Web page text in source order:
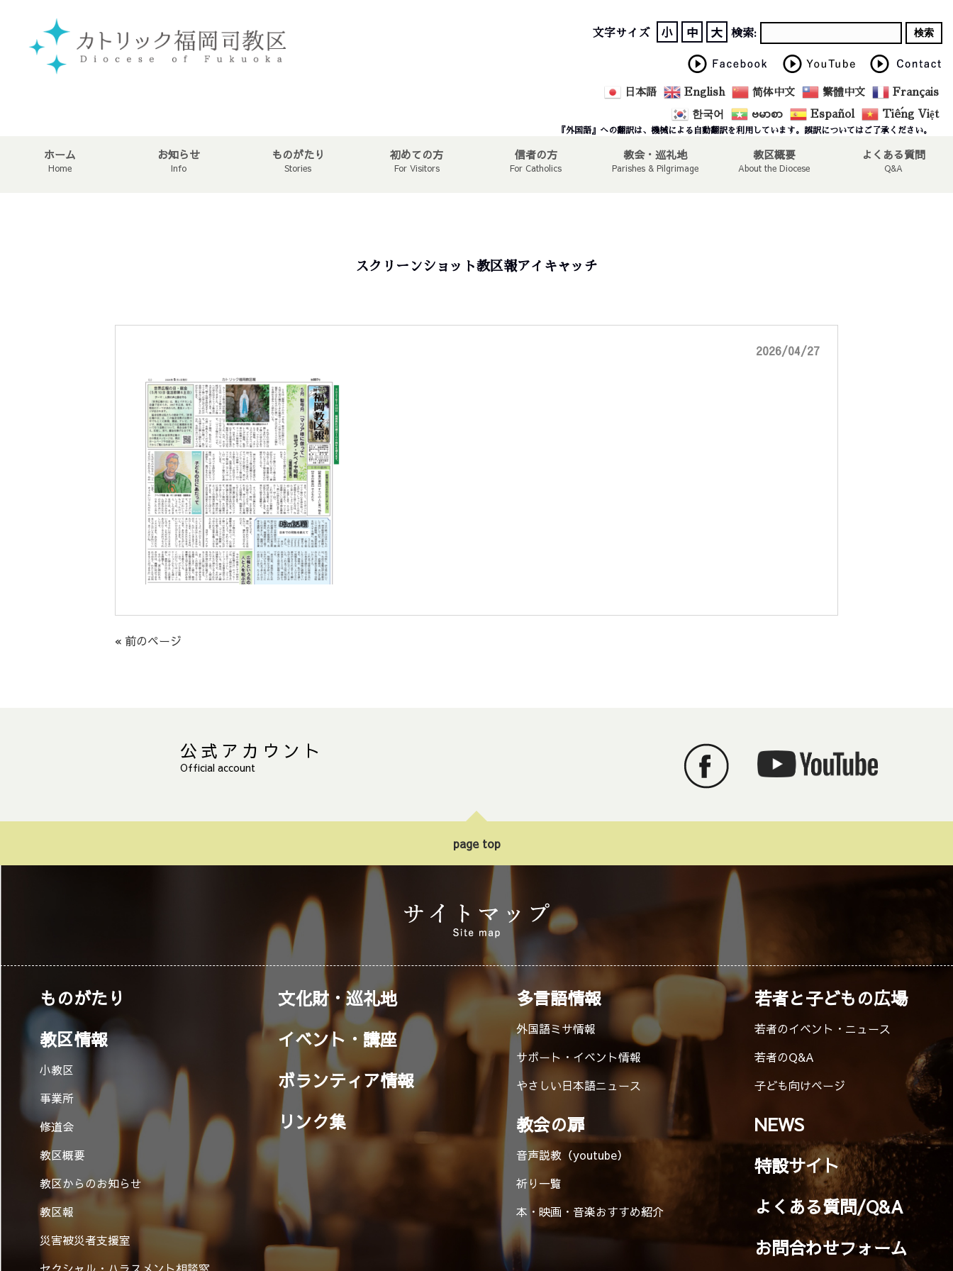
文字サイズ 小 中 大 検索:
日本語 English 简体中文 繁體中文 Français
한국어 ဗမာစာ Español Tiếng Việt
『外国語』への翻訳は、機械による自動翻訳を利用しています。誤訳についてはご了承ください。
ホーム
Home
お知らせ
Info
ものがたり
Stories
初めての方
For Visitors
信者の方
For Catholics
教会・巡礼地
Parishes & Pilgrimage
教区概要
About the Diocese
よくある質問
Q&A
スクリーンショット教区報アイキャッチ
2026/04/27
« 前のページ
公式アカウント
Official account
page top
ものがたり
教区情報
小教区
事業所
修道会
教区概要
教区からのお知らせ
教区報
災害被災者支援室
文化財・巡礼地
イベント・講座
ボランティア情報
リンク集
多言語情報
外国語ミサ情報
サポート・イベント情報
やさしい日本語ニュース
教会の扉
音声説教（youtube）
祈り一覧
本・映画・音楽おすすめ紹介
若者と子どもの広場
若者のイベント・ニュース
若者のQ&A
子ども向けページ
NEWS
特設サイト
よくある質問/Q&A
お問合わせフォーム